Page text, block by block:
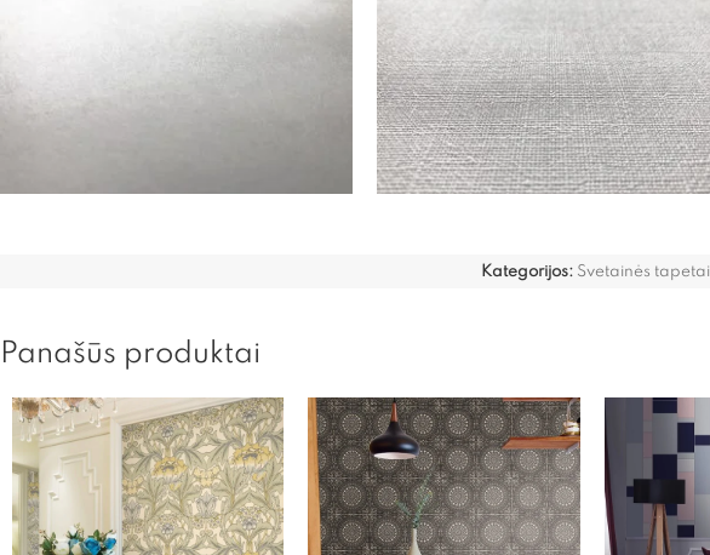
Kategorijos: Svetainės tapetai
Panašūs produktai